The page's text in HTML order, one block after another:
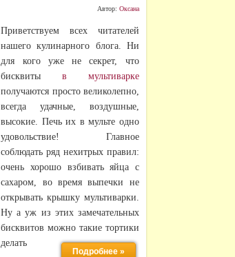
Автор: Оксана
Приветствуем всех читателей
нашего кулинарного блога. Ни
для кого уже не секрет, что
бисквиты в мультиварке
получаются просто великолепно,
всегда удачные, воздушные,
высокие. Печь их в мульте одно
удовольствие! Главное
соблюдать ряд нехитрых правил:
очень хорошо взбивать яйца с
сахаром, во время выпечки не
открывать крышку мультиварки.
Ну а уж из этих замечательных
бисквитов можно такие тортики
делать
Подробнее »